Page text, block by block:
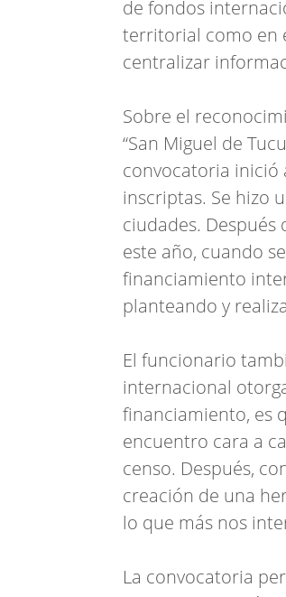
de fondos
territorial como en
centralizar
Sobre el
“San Miguel de
convocatoria inició
inscriptas. Se hizo
ciudades.
este año, cuando
financiamiento
planteando y
El funcionario
internacional
financiamiento, es
encuentro cara a
censo. Después,
creación de una
lo que más nos
La convocatoria